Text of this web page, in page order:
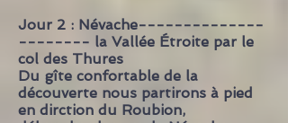
Jour 2 : Névache--------------
-------- la Vallée Étroite par le
col des Thures
Du gîte confortable de la
découverte nous partirons à pied
en dirction du Roubion,